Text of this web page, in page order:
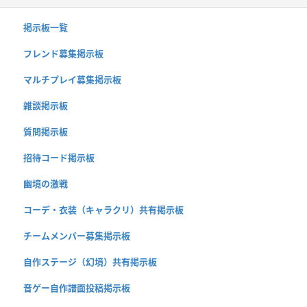
掲示板一覧
フレンド募集掲示板
マルチプレイ募集掲示板
雑談掲示板
質問掲示板
招待コード掲示板
幽境の激戦
コーデ・衣装（キャラクリ）共有掲示板
チームメンバー募集掲示板
自作ステージ（幻境）共有掲示板
音ゲー自作譜面投稿掲示板